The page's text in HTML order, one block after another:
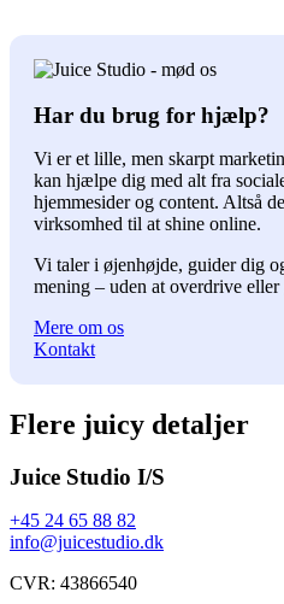
Har du brug for hjælp?
Vi er et lille, men skarpt
kan hjælpe dig med alt fra
hjemmesider og content. Altså
virksomhed til at shine online.
Vi taler i øjenhøjde, guider dig
mening – uden at overdrive
Mere om os
Kontakt
Flere juicy detaljer
Juice Studio I/S
+45 24 65 88 82
info@juicestudio.dk
CVR: 43866540